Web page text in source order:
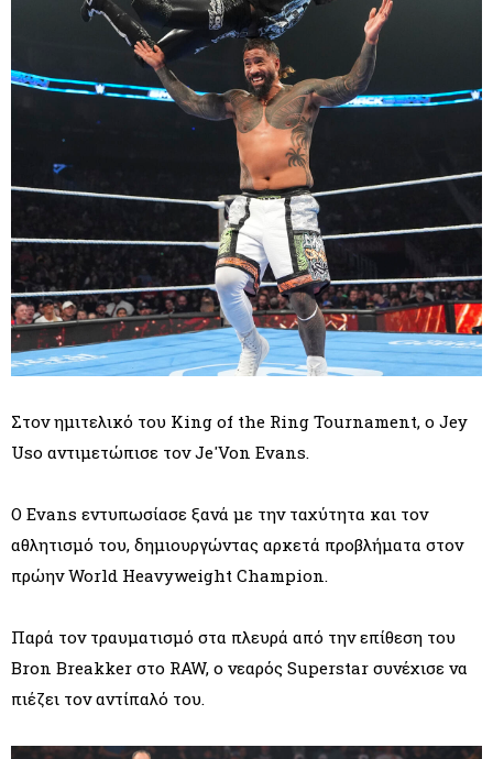
Στον ημιτελικό του King of the Ring Tournament, ο Jey
Uso αντιμετώπισε τον Je'Von Evans.
Ο Evans εντυπωσίασε ξανά με την ταχύτητα και τον
αθλητισμό του, δημιουργώντας αρκετά προβλήματα στον
πρώην World Heavyweight Champion.
Παρά τον τραυματισμό στα πλευρά από την επίθεση του
Bron Breakker στο RAW, ο νεαρός Superstar συνέχισε να
πιέζει τον αντίπαλό του.